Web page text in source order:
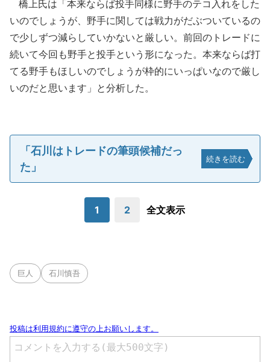
橋上氏は「本来ならば投手同様に野手のテコ入れをした
いのでしょうが、野手に関しては戦力がだぶついているの
で少しずつ減らしていかないと厳しい。前回のトレードに
続いて今回も野手と投手という形になった。本来ならば打
てる野手もほしいのでしょうが枠的にいっぱいなので厳し
いのだと思います」と分析した。
「石川はトレードの筆頭候補だっ
た」
続きを読む
1 2 全文表示
巨人 石川慎吾